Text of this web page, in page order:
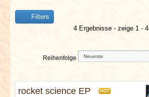
BERICHTE
VERLOSUNGEN
Filters
4 Ergebnisse - zeige 1 - 4
Reihenfolge
rocket science EP HOT